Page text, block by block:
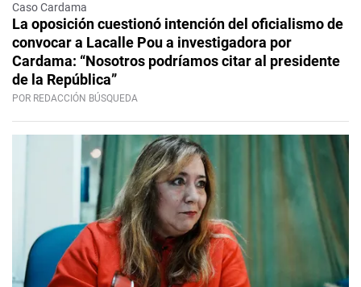
Caso Cardama
La oposición cuestionó intención del oficialismo de
convocar a Lacalle Pou a investigadora por
Cardama: “Nosotros podríamos citar al presidente
de la República”
POR REDACCIÓN BÚSQUEDA